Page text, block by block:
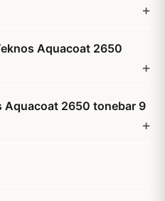
Aquacoat 2650
Aquacoat 2650 tonebar 9